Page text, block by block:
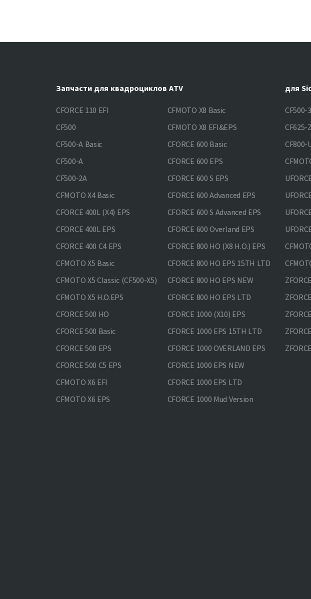
Запчасти для квадроциклов ATV
CFORCE 110 EFI
CF500
CF500-A Basic
CF500-A
CF500-2A
CFMOTO X4 Basic
CFORCE 400L (X4) EPS
CFORCE 400L EPS
CFORCE 400 С4 EPS
CFMOTO X5 Basic
CFMOTO X5 Classic (CF500-X5)
CFMOTO X5 H.O.EPS
CFORCE 500 HO
CFORCE 500 Basic
CFORCE 500 EPS
CFORCE 500 С5 EPS
CFMOTO X6 EFI
CFMOTO X6 EPS
CFMOTO X8 Basic
CFMOTO X8 EFI&EPS
CFORCE 600 Basic
CFORCE 600 EPS
CFORCE 600 S EPS
CFORCE 600 Advanced EPS
CFORCE 600 S Advanced EPS
CFORCE 600 Overland EPS
CFORCE 800 HO (X8 H.O.) EPS
CFORCE 800 HO EPS 15TH LTD
CFORCE 800 HO EPS NEW
CFORCE 800 HO EPS LTD
CFORCE 1000 (X10) EPS
CFORCE 1000 EPS 15TH LTD
CFORCE 1000 OVERLAND EPS
CFORCE 1000 EPS NEW
CFORCE 1000 EPS LTD
CFORCE 1000 Mud Version
для
CF500-3
CF625-
CF800-